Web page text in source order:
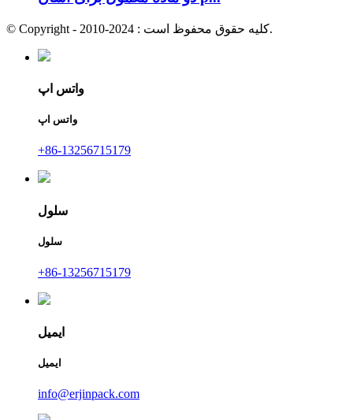
© Copyright - 2010-2024 : کلیه حقوق محفوظ است.
واتس اپ
واتس اپ
+86-13256715179
سلول
سلول
+86-13256715179
ایمیل
ایمیل
info@erjinpack.com